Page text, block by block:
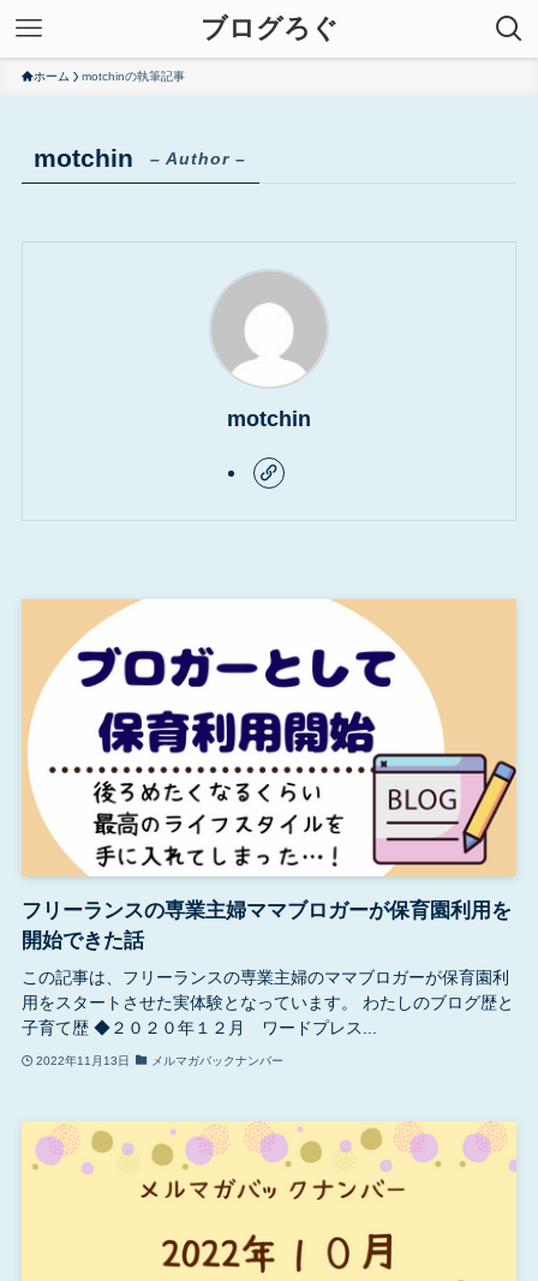
ブログろぐ
ホーム motchinの執筆記事
motchin – Author –
motchin
フリーランスの専業主婦ママブロガーが保育園利用を
開始できた話
この記事は、フリーランスの専業主婦のママブロガーが保育園利
用をスタートさせた実体験となっています。 わたしのブログ歴と
子育て歴 ◆２０２０年１２月 ワードプレス...
2022年11月13日 メルマガバックナンバー